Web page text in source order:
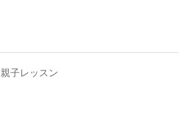
親子レッスン